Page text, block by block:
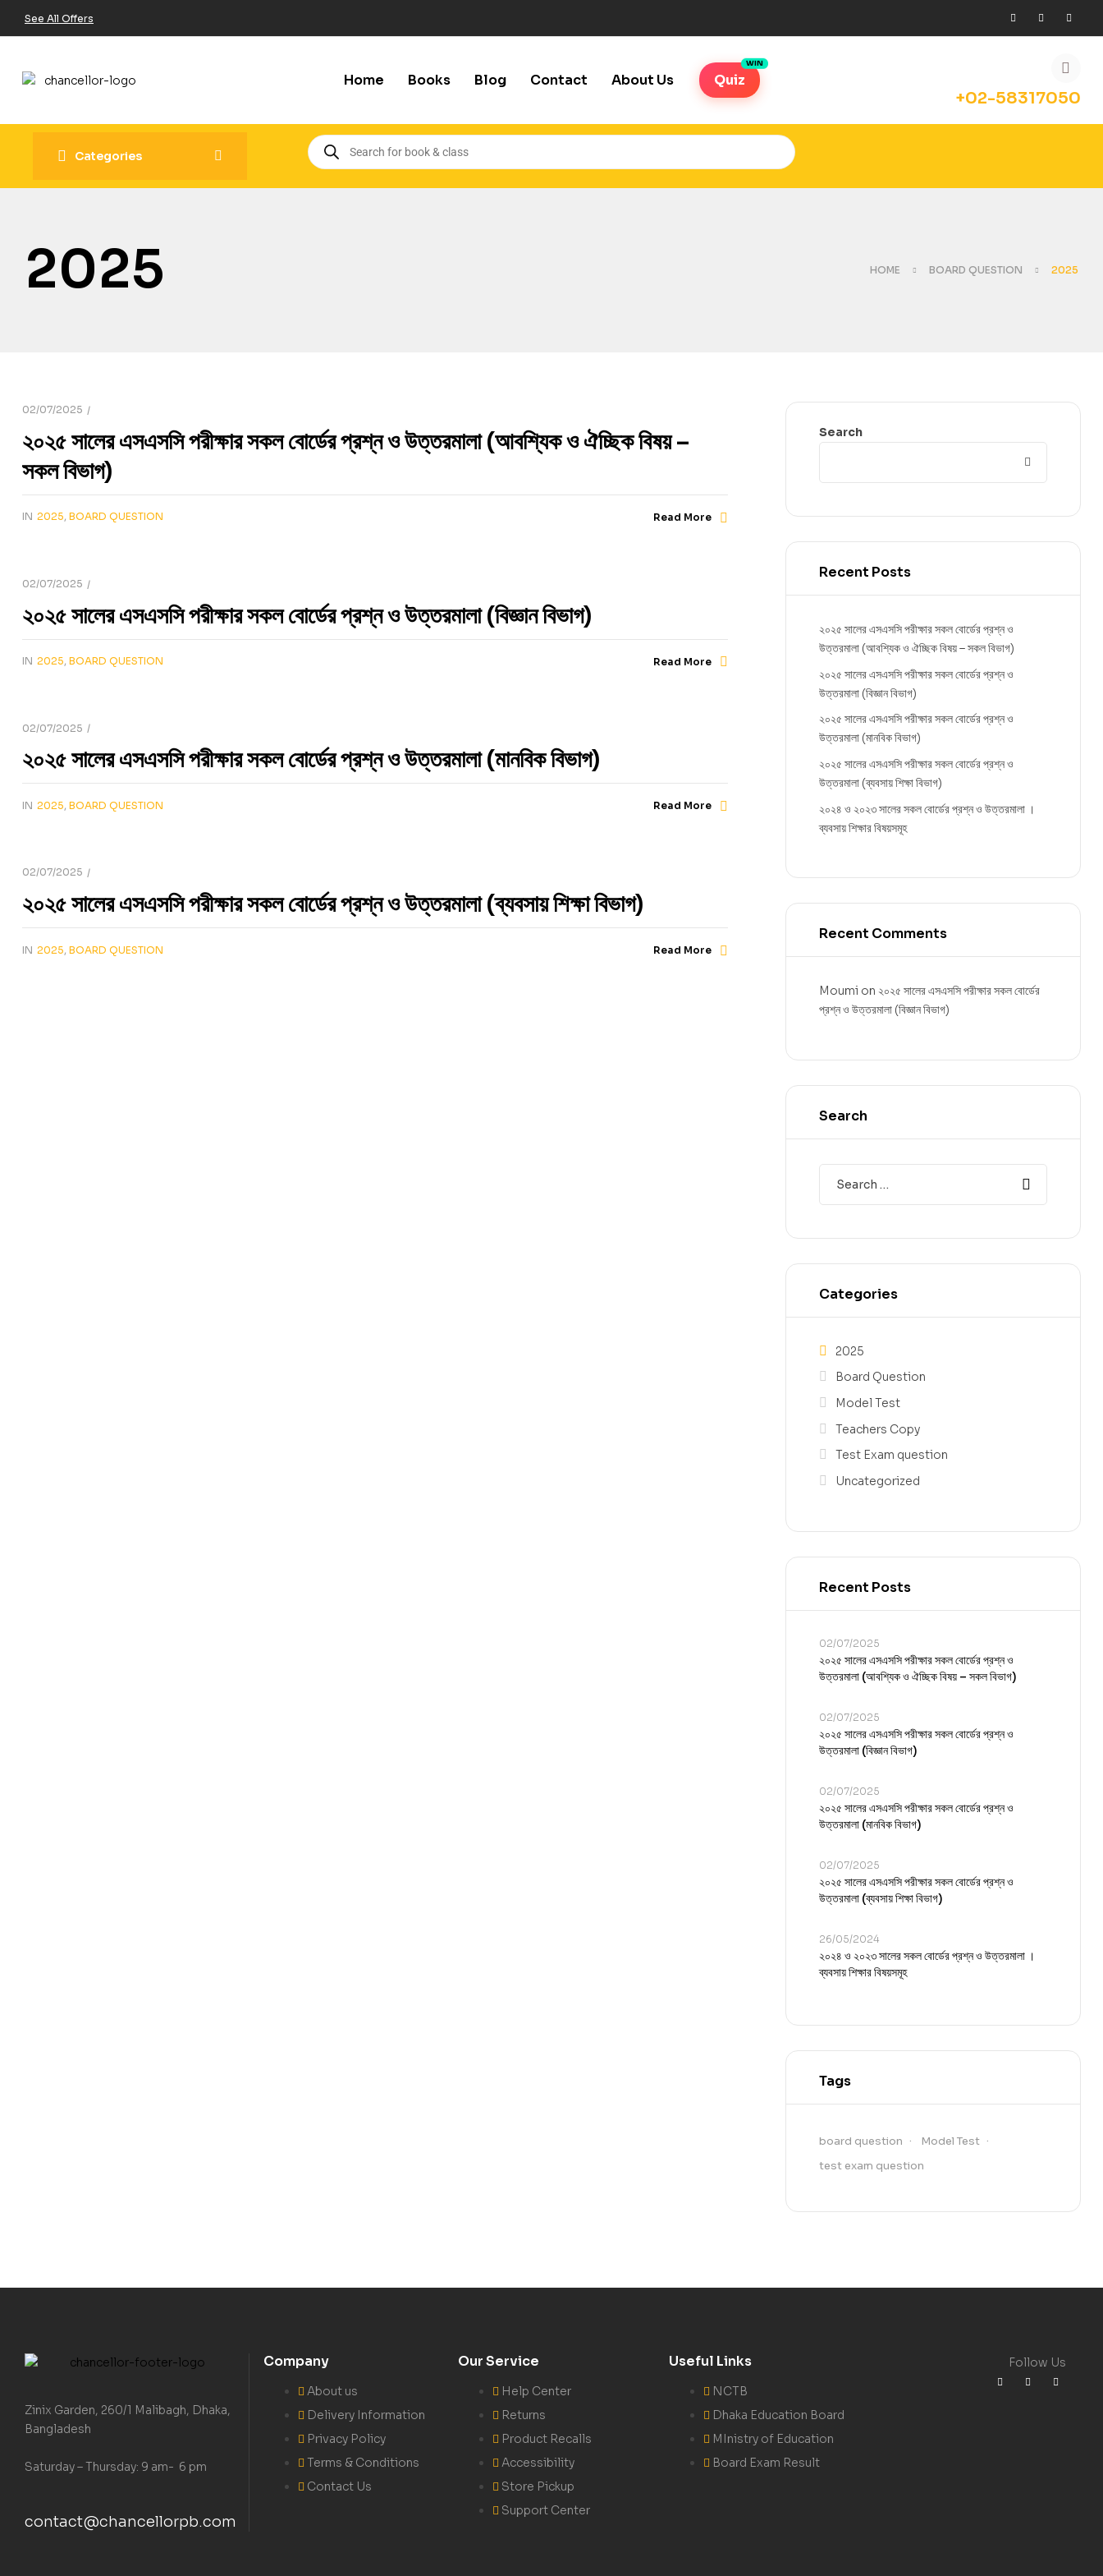
See All Offers
Home Books Blog Contact About Us Quiz
+02-58317050
Categories
2025 HOME BOARD QUESTION 2025
02/07/2025
২০২৫ সালের এসএসসি পরীক্ষার সকল বোর্ডের প্রশ্ন ও উত্তরমালা (আবশ্যিক ও ঐচ্ছিক বিষয় –
সকল বিভাগ)
IN 2025, BOARD QUESTION Read More
02/07/2025
২০২৫ সালের এসএসসি পরীক্ষার সকল বোর্ডের প্রশ্ন ও উত্তরমালা (বিজ্ঞান বিভাগ)
IN 2025, BOARD QUESTION Read More
02/07/2025
২০২৫ সালের এসএসসি পরীক্ষার সকল বোর্ডের প্রশ্ন ও উত্তরমালা (মানবিক বিভাগ)
IN 2025, BOARD QUESTION Read More
02/07/2025
২০২৫ সালের এসএসসি পরীক্ষার সকল বোর্ডের প্রশ্ন ও উত্তরমালা (ব্যবসায় শিক্ষা বিভাগ)
IN 2025, BOARD QUESTION Read More
Search
Recent Posts
২০২৫ সালের এসএসসি পরীক্ষার সকল বোর্ডের প্রশ্ন ও
উত্তরমালা (আবশ্যিক ও ঐচ্ছিক বিষয় – সকল বিভাগ)
২০২৫ সালের এসএসসি পরীক্ষার সকল বোর্ডের প্রশ্ন ও
উত্তরমালা (বিজ্ঞান বিভাগ)
২০২৫ সালের এসএসসি পরীক্ষার সকল বোর্ডের প্রশ্ন ও
উত্তরমালা (মানবিক বিভাগ)
২০২৫ সালের এসএসসি পরীক্ষার সকল বোর্ডের প্রশ্ন ও
উত্তরমালা (ব্যবসায় শিক্ষা বিভাগ)
২০২৪ ও ২০২৩ সালের সকল বোর্ডের প্রশ্ন ও উত্তরমালা ।
ব্যবসায় শিক্ষার বিষয়সমূহ
Recent Comments
Moumi on ২০২৫ সালের এসএসসি পরীক্ষার সকল বোর্ডের
প্রশ্ন ও উত্তরমালা (বিজ্ঞান বিভাগ)
Search
Categories
2025
Board Question
Model Test
Teachers Copy
Test Exam question
Uncategorized
Recent Posts
02/07/2025
২০২৫ সালের এসএসসি পরীক্ষার সকল বোর্ডের প্রশ্ন ও
উত্তরমালা (আবশ্যিক ও ঐচ্ছিক বিষয় – সকল বিভাগ)
02/07/2025
২০২৫ সালের এসএসসি পরীক্ষার সকল বোর্ডের প্রশ্ন ও
উত্তরমালা (বিজ্ঞান বিভাগ)
02/07/2025
২০২৫ সালের এসএসসি পরীক্ষার সকল বোর্ডের প্রশ্ন ও
উত্তরমালা (মানবিক বিভাগ)
02/07/2025
২০২৫ সালের এসএসসি পরীক্ষার সকল বোর্ডের প্রশ্ন ও
উত্তরমালা (ব্যবসায় শিক্ষা বিভাগ)
26/05/2024
২০২৪ ও ২০২৩ সালের সকল বোর্ডের প্রশ্ন ও উত্তরমালা ।
ব্যবসায় শিক্ষার বিষয়সমূহ
Tags
board question
Model Test
test exam question
Zinix Garden, 260/1 Malibagh, Dhaka,
Bangladesh
Saturday – Thursday: 9 am- 6 pm
contact@chancellorpb.com
Company
About us
Delivery Information
Privacy Policy
Terms & Conditions
Contact Us
Our Service
Help Center
Returns
Product Recalls
Accessibility
Store Pickup
Support Center
Useful Links
NCTB
Dhaka Education Board
MInistry of Education
Board Exam Result
Follow Us